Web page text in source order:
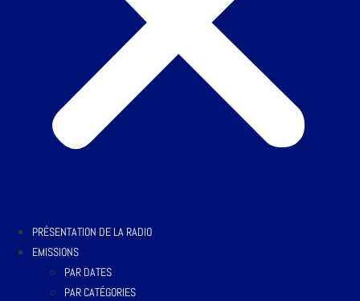
PRÉSENTATION DE LA RADIO
EMISSIONS
PAR DATES
PAR CATÉGORIES